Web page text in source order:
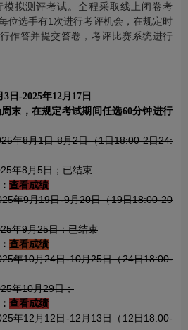
拟测评考试。全程采取线上闭卷考
位选手有1次进行考评机会，在规定时
作答并提交答卷，考评比赛系统进行
日-2025年12月17日
末，在规定考试期间任选60分钟进行
年8月1日-8月2日（1日18:00-2日24:
年8月5日；已结束
查看成绩
年9月19日-9月20日（19日18:00-20
年9月25日；已结束
查看成绩
年10月24日-10月25日（24日18:00-
年10月29日；
查看成绩
年12月12日-12月13日（12日18:00-